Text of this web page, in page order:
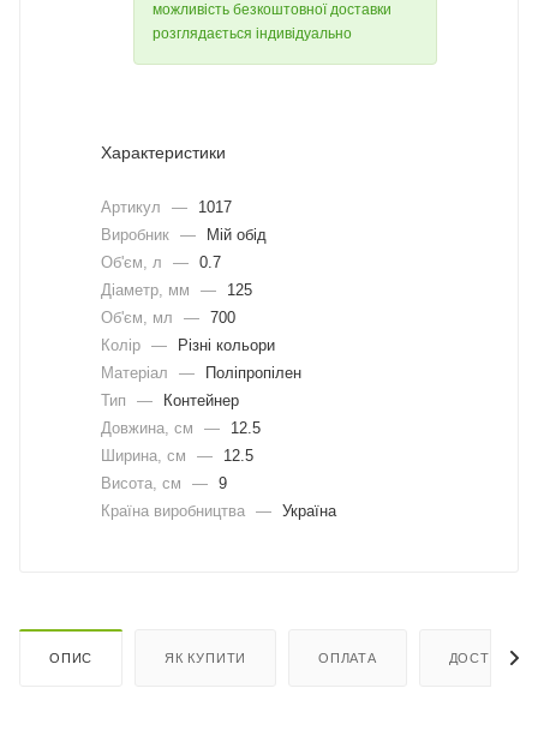
можливість безкоштовної доставки
розглядається індивідуально
Характеристики
Артикул —
1017
Виробник —
Мій обід
Об'єм, л
— 0.7
Діаметр, мм
—
125
Об'єм, мл
— 700
Колір —
Різні кольори
Матеріал
—
Поліпропілен
Тип
—
Контейнер
Довжина, cм
—
12.5
Ширина, cм
—
12.5
Висота, см
— 9
Країна виробництва — Україна
ОПИС ЯК КУПИТИ ОПЛАТА ДОСТАВКА